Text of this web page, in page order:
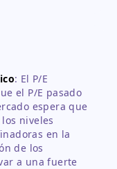
: El P/E
el P/E pasado
espera que
niveles
en la
de los
a una fuerte